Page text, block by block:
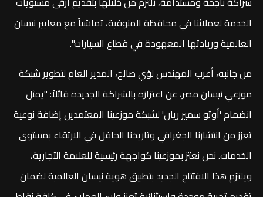
الخدمة لعملائنا في محافظة المنوفية، تماشياً مع معايير نيسان
العالمية وريادتها المعهودة في قطاع السيارات".
من جانبه، أعرب المهندس لؤي صالح، المدير العام لتطوير شبكة
موزعي نيسان مصر، عن اعتزازه بالشراكة الجديدة قائلاً: "يمثل
انضمام 'أوتو سمير ريان' لشبكة موزعينا المعتمدين إضافة نوعية
تعزز من انتشارنا الجغرافي وتاريخنا الحافل في الارتقاء بمستوى
الخدمات. نحن نعتز بموزعينا كواجهة رئيسية للعلامة التجارية،
ويلتزم هذا الافتتاح الجديد بتطبيق هوية نيسان العالمية لضمان